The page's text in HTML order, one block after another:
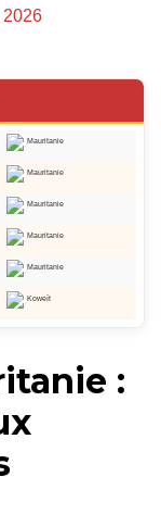
2026
Mauritanie
Mauritanie
Mauritanie
Mauritanie
Mauritanie
Koweït
: